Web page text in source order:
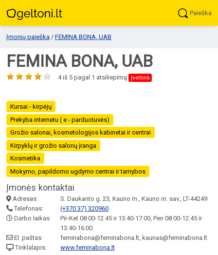
Paieška
Įmonių paieška / FEMINA BONA, UAB
FEMINA BONA, UAB
4iš 5 pagal 1 atsiliepimą įvertink
Kursai - kirpėjų
Prekyba internetu ( e - parduotuvės)
Grožio salonai, kosmetologijos kabinetai ir centrai
Kirpyklų ir grožio salonų įranga
Kosmetika
Mokymo, papildomo ugdymo centrai ir tarnybos
Įmonės kontaktai
Adresas:
S. Daukanto g. 23, Kauno m., Kauno m. sav., LT-44249
Telefonas:
(+370 37) 320960
Darbo laikas:
Pir-Ket 08:00-12:45 ir 13:40-17:00, Pen 08:00-12:45 ir
13:40-16:00.
El. paštas:
feminabona@feminabona.lt, kaunas@feminabona.lt
Tinklalapis:
www.feminabona.lt